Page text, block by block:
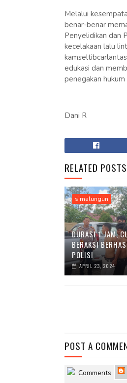
Melalui
benar-benar
Penyelidikan dan
kecelakaan lalu
edukasi dan
penegakan
Dani R
RELATED POSTS
simalungun
DURASI 1 JAM,
BERAKSI
POLISI
APRIL 23, 2024
POST A
Comments